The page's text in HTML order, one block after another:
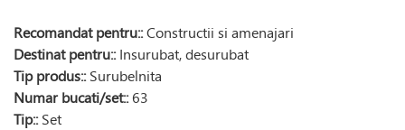
Recomandat pentru::Constructii si amenajari
Destinat pentru::Insurubat, desurubat
Tip produs::Surubelnita
Numar bucati/set::63
Tip::Set